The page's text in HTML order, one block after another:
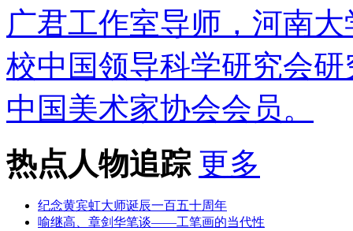
广君工作室导师，河南
校中国领导科学研究会
中国美术家协会会员。
热点人物追踪 更多
纪念黄宾虹大师诞辰一百五十周年
喻继高、章剑华笔谈——工笔画的当代性